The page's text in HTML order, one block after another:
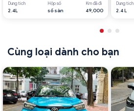
Dung tích
2.4L
Hộp số
số sàn
Km đã đi
49,000
Dung tích
2.4 L
Cùng loại dành cho bạn